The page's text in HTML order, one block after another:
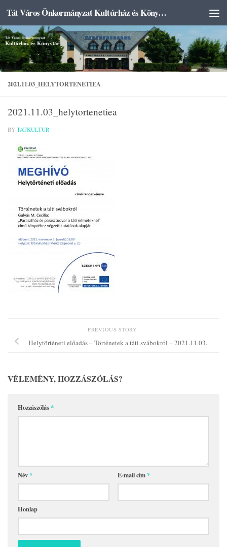
Skip to content Tát Város Önkormányzat Kultúrház és Könyvtár
2021.11.03_HELYTORTENETIEA
2021.11.03_helytortenetiea
BY TATKULTUR
PREVIOUS STORY
Helytörténeti előadás – Történetek a táti svábokról – 2021.11.03.
VÉLEMÉNY, HOZZÁSZÓLÁS?
Hozzászólás*
Név* E-mail cím*
Honlap